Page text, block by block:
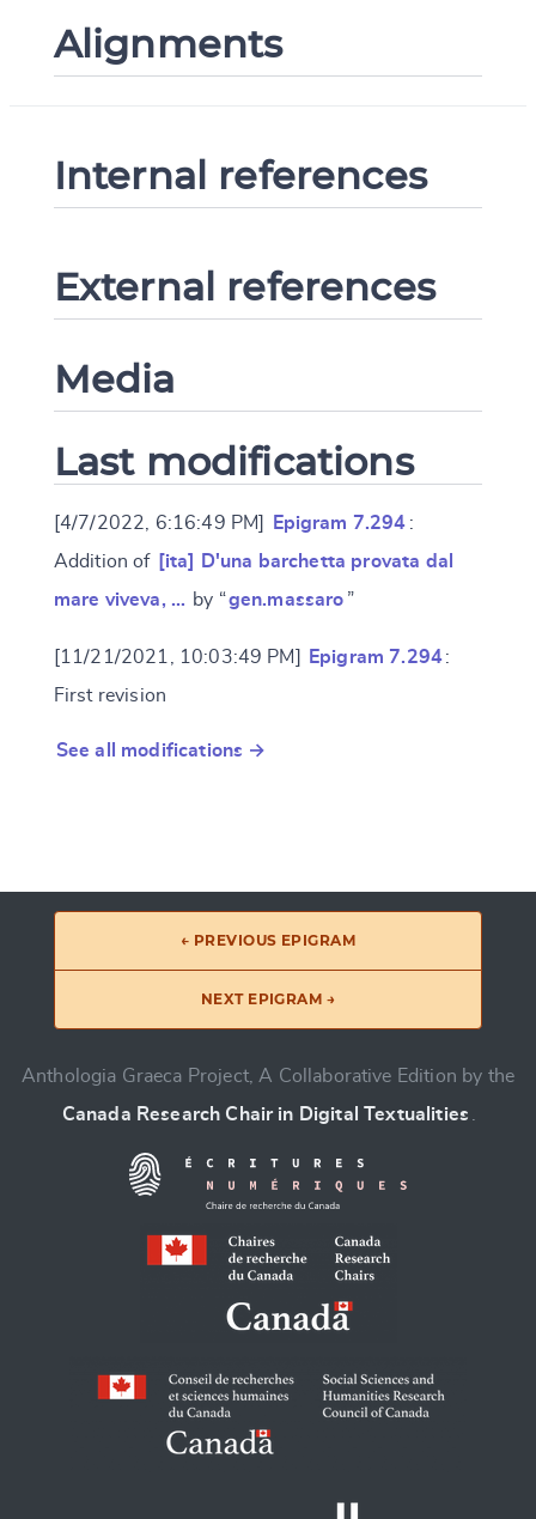
Alignments
Internal references
External references
Media
Last modifications
[4/7/2022, 6:16:49 PM] Epigram 7.294 :
Addition of [ita] D'una barchetta provata dal
mare viveva, … by “gen.massaro ”
[11/21/2021, 10:03:49 PM] Epigram 7.294:
First revision
See all modifications →
← PREVIOUS EPIGRAM
NEXT EPIGRAM →
Anthologia Graeca Project, A Collaborative Edition by the
Canada Research Chair in Digital Textualities .